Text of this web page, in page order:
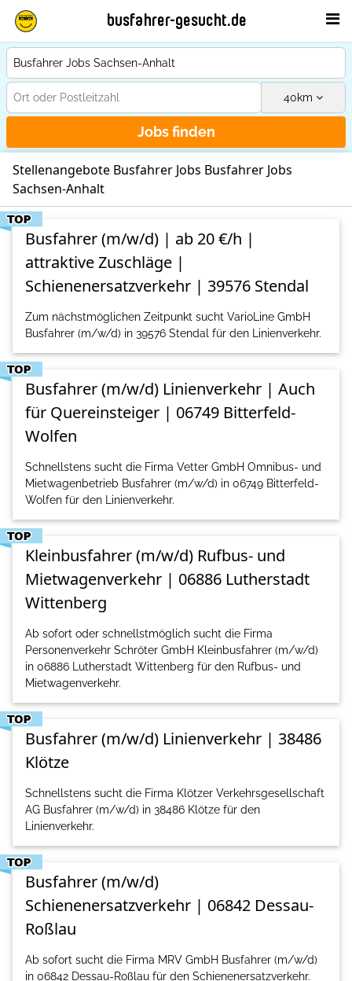
busfahrer-gesucht.de
40km
Jobs finden
Stellenangebote Busfahrer Jobs Busfahrer Jobs
Sachsen-Anhalt
Busfahrer (m/w/d) | ab 20 €/h |
attraktive Zuschläge |
Schienenersatzverkehr | 39576 Stendal
Zum nächstmöglichen Zeitpunkt sucht VarioLine GmbH
Busfahrer (m/w/d) in 39576 Stendal für den Linienverkehr.
Busfahrer (m/w/d) Linienverkehr | Auch
für Quereinsteiger | 06749 Bitterfeld-
Wolfen
Schnellstens sucht die Firma Vetter GmbH Omnibus- und
Mietwagenbetrieb Busfahrer (m/w/d) in 06749 Bitterfeld-
Wolfen für den Linienverkehr.
Kleinbusfahrer (m/w/d) Rufbus- und
Mietwagenverkehr | 06886 Lutherstadt
Wittenberg
Ab sofort oder schnellstmöglich sucht die Firma
Personenverkehr Schröter GmbH Kleinbusfahrer (m/w/d)
in 06886 Lutherstadt Wittenberg für den Rufbus- und
Mietwagenverkehr.
Busfahrer (m/w/d) Linienverkehr | 38486
Klötze
Schnellstens sucht die Firma Klötzer Verkehrsgesellschaft
AG Busfahrer (m/w/d) in 38486 Klötze für den
Linienverkehr.
Busfahrer (m/w/d)
Schienenersatzverkehr | 06842 Dessau-
Roßlau
Ab sofort sucht die Firma MRV GmbH Busfahrer (m/w/d)
in 06842 Dessau-Roßlau für den Schienenersatzverkehr.